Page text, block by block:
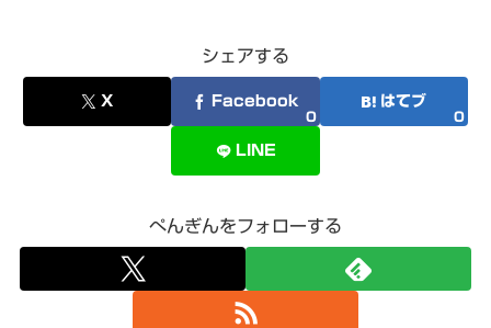
シェアする
X Facebook
0
はてブ
0
LINE
ぺんぎんをフォローする